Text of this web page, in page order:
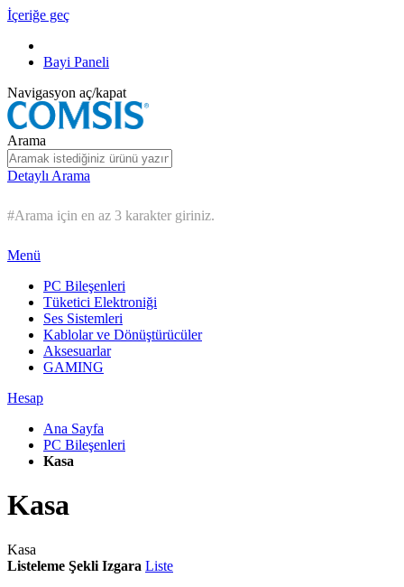
İçeriğe geç
Bayi Paneli
Navigasyon aç/kapat
Arama
Detaylı Arama
#Arama için en az 3 karakter giriniz.
Menü
PC Bileşenleri
Tüketici Elektroniği
Ses Sistemleri
Kablolar ve Dönüştürücüler
Aksesuarlar
GAMING
Hesap
Ana Sayfa
PC Bileşenleri
Kasa
Kasa
Kasa
Listeleme Şekli Izgara Liste